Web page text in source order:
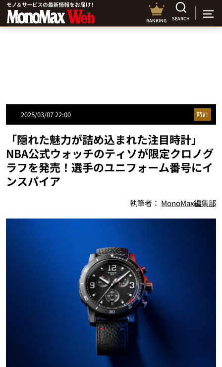
RANKING SEARCH
2025/03/07 22:00 時計
「隠れた魅力が詰め込まれた注目時計」
NBA公式ウォッチのティソが限定クロノグ
ラフを発売！選手のユニフォーム番号にイ
ンスパイア
執筆者： MonoMax編集部